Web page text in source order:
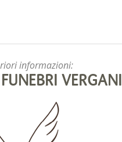
informazioni:
VERGANI